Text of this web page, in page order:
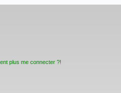
plus me connecter ?!